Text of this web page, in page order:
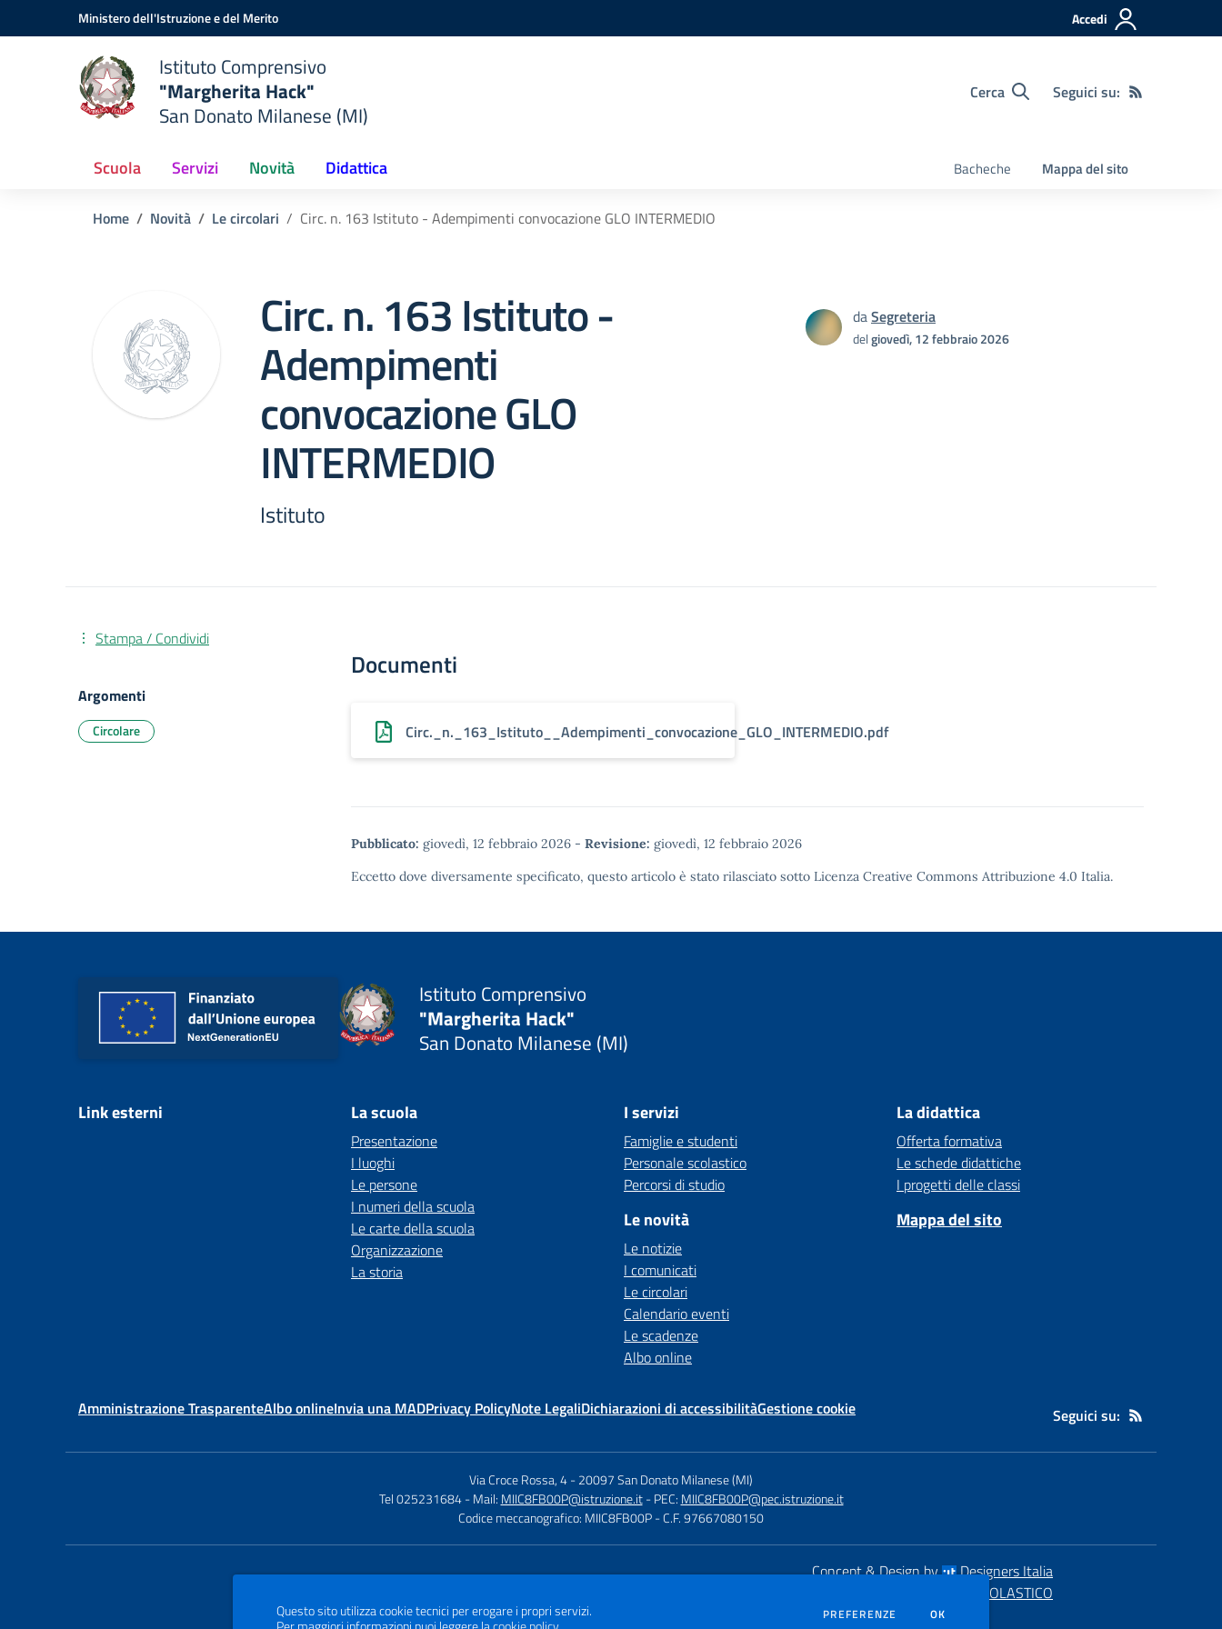
Vai ai contenuti
Vai al menu di navigazioneMinistero dell'Istruzione e del Merito Accedi
Istituto Comprensivo
"Margherita Hack"
San Donato Milanese (MI)
Cerca Seguici su:
Scuola Servizi Novità Didattica Bacheche Mappa del sito
Home Novità Le circolari Circ. n. 163 Istituto - Adempimenti convocazione GLO INTERMEDIO
Circ. n. 163 Istituto -
Adempimenti
convocazione GLO
INTERMEDIO
Istituto
daSegreteria
delgiovedì, 12 febbraio 2026
Documenti
Circ._n._163_Istituto__Adempimenti_convocazione_GLO_INTERMEDIO.pdf
Pubblicato: giovedì, 12 febbraio 2026 - Revisione: giovedì, 12 febbraio 2026
Eccetto dove diversamente specificato, questo articolo è stato rilasciato sotto Licenza Creative Commons Attribuzione 4.0 Italia.
Stampa / Condividi
Argomenti
Circolare
Istituto Comprensivo
"Margherita Hack"
San Donato Milanese (MI)
Link esterni La scuola
Presentazione
I luoghi
Le persone
I numeri della scuola
Le carte della scuola
Organizzazione
La storia
I servizi
Famiglie e studenti
Personale scolastico
Percorsi di studio
Le novità
Le notizie
I comunicati
Le circolari
Calendario eventi
Le scadenze
Albo online
La didattica
Offerta formativa
Le schede didattiche
I progetti delle classi
Mappa del sito
Amministrazione TrasparenteAlbo onlineInvia una MADPrivacy PolicyNote LegaliDichiarazioni di accessibilitàGestione cookie Seguici su:
Via Croce Rossa, 4-20097 San Donato Milanese (MI)
Tel 025231684 - Mail: MIIC8FB00P@istruzione.it - PEC: MIIC8FB00P@pec.istruzione.it
Codice meccanografico: MIIC8FB00P- C.F. 97667080150
Concept & Design by
Designers Italia
SCUOLASTICO
Questo sito utilizza cookie tecnici per erogare i propri servizi. PREFERENZE DEI COOKIE
OK